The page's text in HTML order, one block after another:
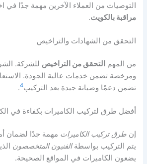
التوصيات من العملاء الآخرين مهمة جدًا في
مراقبة بالكويت.
التحقق من الشهادات والتراخيص
من المهم التحقق من التراخيص للشركة.
ومرخصة تضمن خدمات عالية الجودة.
تضمن دعمًا وصيانة جيدة بعد التركيب4
.
أفضل طرق لتركيب الكاميرات بكفاءة في
إنطرق تركيب الكاميرات مهمة جدًا لضمان
يتم التركيب بواسطةالفنيون المتخصصون
يضعون الكاميرات في المواقع الصحيحة.